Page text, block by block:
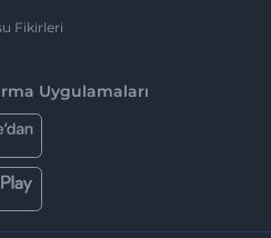
Fikirleri
Uygulamaları